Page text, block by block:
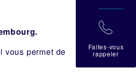
vous permet de
拉
Faites-vous
rappeler